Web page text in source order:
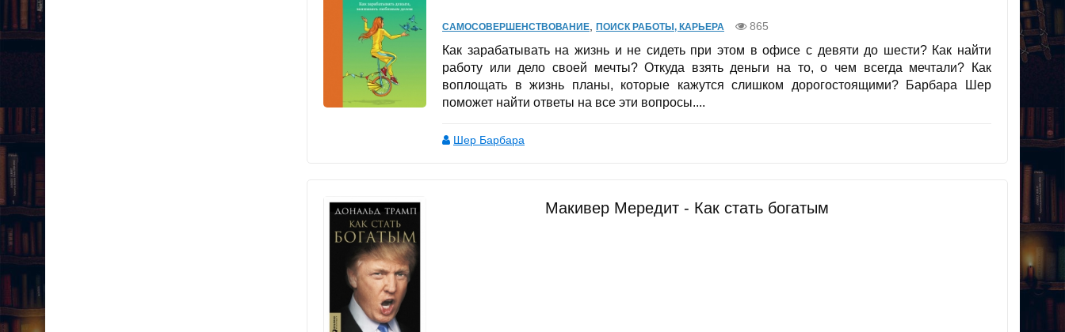
САМОСОВЕРШЕНСТВОВАНИЕ, ПОИСК РАБОТЫ, КАРЬЕРА 865
Как зарабатывать на жизнь и не сидеть при этом в офисе с девяти до шести? Как найти
работу или дело своей мечты? Откуда взять деньги на то, о чем всегда мечтали? Как
воплощать в жизнь планы, которые кажутся слишком дорогостоящими? Барбара Шер
поможет найти ответы на все эти вопросы....
Шер Барбара
Макивер Мередит - Как стать богатым